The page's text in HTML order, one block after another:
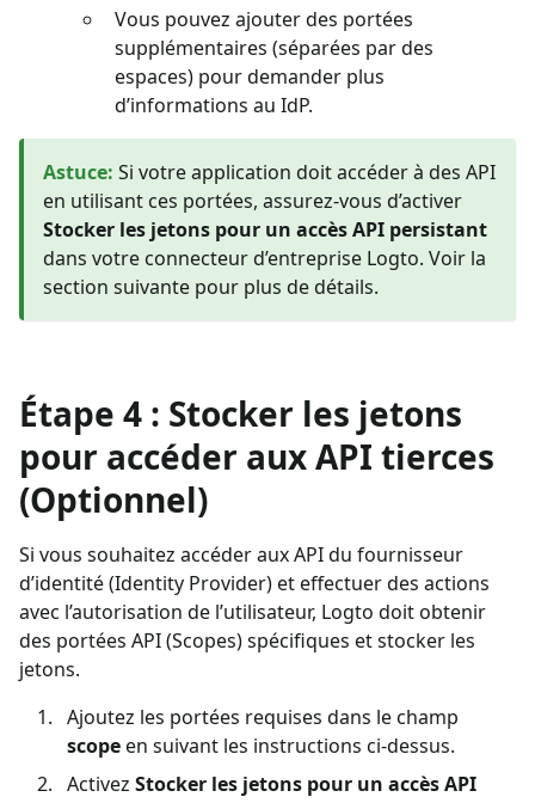
Vous pouvez ajouter des portées
supplémentaires (séparées par des
espaces) pour demander plus
d’informations au IdP.
Astuce: Si votre application doit accéder à des API
en utilisant ces portées, assurez-vous d’activer
Stocker les jetons pour un accès API persistant
dans votre connecteur d’entreprise Logto. Voir la
section suivante pour plus de détails.
Étape 4 : Stocker les jetons
pour accéder aux API tierces
(Optionnel)
Si vous souhaitez accéder aux API du fournisseur
d’identité (Identity Provider) et effectuer des actions
avec l’autorisation de l’utilisateur, Logto doit obtenir
des portées API (Scopes) spécifiques et stocker les
jetons.
Ajoutez les portées requises dans le champ
scopeen suivant les instructions ci-dessus.
Activez Stocker les jetons pour un accès API